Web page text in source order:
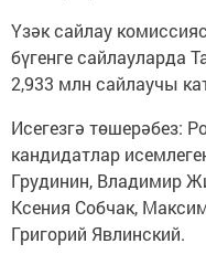
Үзәк сайлау
бүгенге сайлауларда
2,933 млн сайлаучы
Исегезгә төшерәбез:
кандидатлар
Грудинин, Владимир
Ксения Собчак,
Григорий Явлинский.